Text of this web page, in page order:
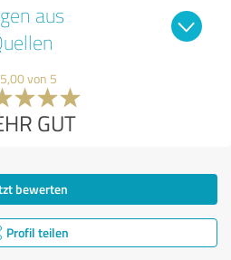
aus
5,00 von 5
GUT
bewerten
Profil teilen